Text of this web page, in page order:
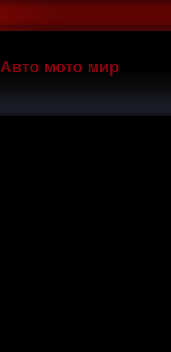
Авто мото мир